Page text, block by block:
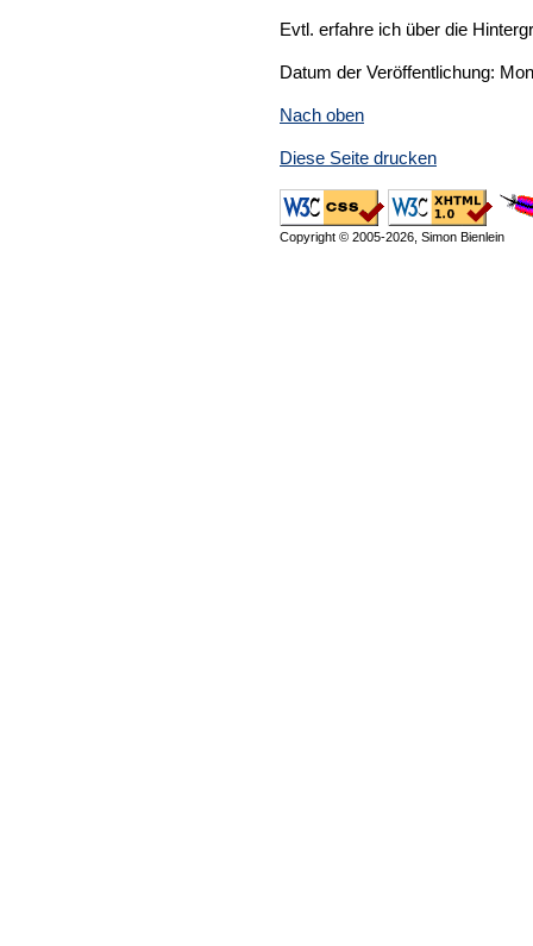
Evtl. erfahre ich über die
Datum der Veröffentlichung:
Nach oben
Diese Seite drucken
Copyright © 2005-2026, Simon Bienlein